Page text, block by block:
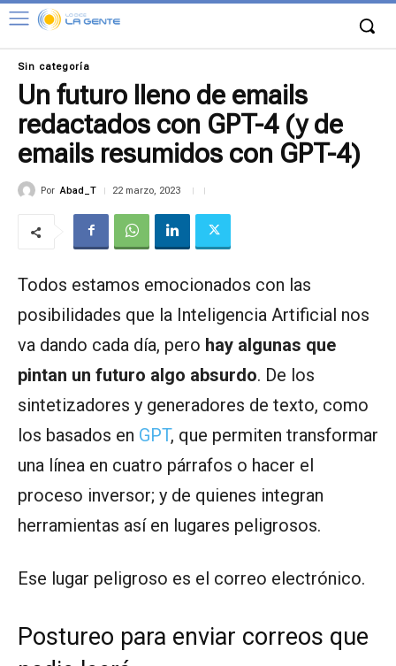
Sin categoría
Un futuro lleno de emails
redactados con GPT-4 (y de
emails resumidos con GPT-4)
Por Abad_T 22 marzo, 2023
Todos estamos emocionados con las
posibilidades que la Inteligencia Artificial nos
va dando cada día, pero hay algunas que
pintan un futuro algo absurdo. De los
sintetizadores y generadores de texto, como
los basados en GPT, que permiten transformar
una línea en cuatro párrafos o hacer el
proceso inversor; y de quienes integran
herramientas así en lugares peligrosos.
Ese lugar peligroso es el correo electrónico.
Postureo para enviar correos que